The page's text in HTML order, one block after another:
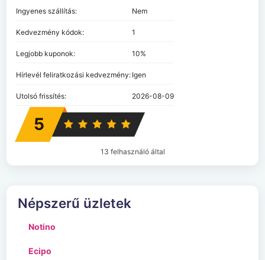
Ingyenes szállítás: Nem
Kedvezmény kódok: 1
Legjobb kuponok: 10%
Hírlevél feliratkozási kedvezmény: Igen
Utolsó frissítés: 2026-08-09
5
13 felhasználó által
Népszerű üzletek
Notino
Ecipo